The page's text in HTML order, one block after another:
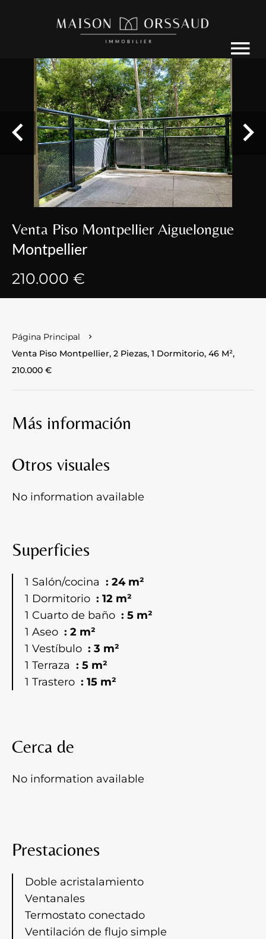
Venta Piso Montpellier Aiguelongue
Montpellier
210.000 €
Página Principal
Venta Piso Montpellier, 2 Piezas, 1 Dormitorio, 46 M²,
210.000 €
Más información
Otros visuales
No information available
Superficies
1 Salón/cocina
24 m²
1 Dormitorio
12 m²
1 Cuarto de baño
5 m²
1 Aseo
2 m²
1 Vestíbulo
3 m²
1 Terraza
5 m²
1 Trastero
15 m²
Cerca de
No information available
Prestaciones
Doble acristalamiento
Ventanales
Termostato conectado
Ventilación de flujo simple